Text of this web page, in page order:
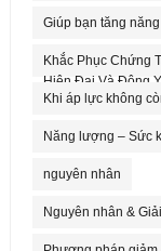
Giúp bạn tăng
Khắc Phục Chứng
Hiện Đại Và Đông Y
Khi áp lực không
Năng lượng – Sức
nguyên nhân
Nguyên nhân &